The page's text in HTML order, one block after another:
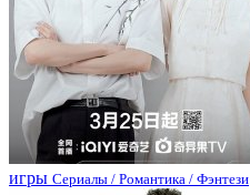
игры Сериалы / Романтика / Фэнтези